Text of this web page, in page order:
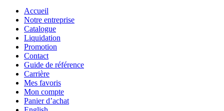
Accueil
Notre entreprise
Catalogue
Liquidation
Promotion
Contact
Guide de référence
Carrière
Mes favoris
Mon compte
Panier d’achat